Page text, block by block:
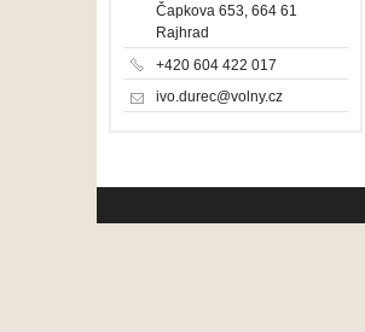
Čapkova 653, 664 61
Rajhrad
+420 604 422 017
ivo.durec@volny.cz